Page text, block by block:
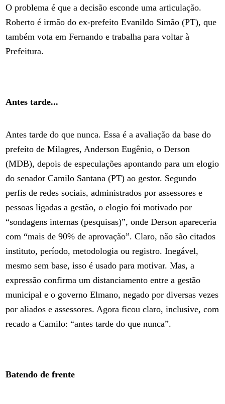
O problema é que a decisão esconde uma articulação.
Roberto é irmão do ex-prefeito Evanildo Simão (PT), que
também vota em Fernando e trabalha para voltar à
Prefeitura.
Antes tarde...
Antes tarde do que nunca. Essa é a avaliação da base do
prefeito de Milagres, Anderson Eugênio, o Derson
(MDB), depois de especulações apontando para um elogio
do senador Camilo Santana (PT) ao gestor. Segundo
perfis de redes sociais, administrados por assessores e
pessoas ligadas a gestão, o elogio foi motivado por
“sondagens internas (pesquisas)”, onde Derson apareceria
com “mais de 90% de aprovação”. Claro, não são citados
instituto, período, metodologia ou registro. Inegável,
mesmo sem base, isso é usado para motivar. Mas, a
expressão confirma um distanciamento entre a gestão
municipal e o governo Elmano, negado por diversas vezes
por aliados e assessores. Agora ficou claro, inclusive, com
recado a Camilo: “antes tarde do que nunca”.
Batendo de frente